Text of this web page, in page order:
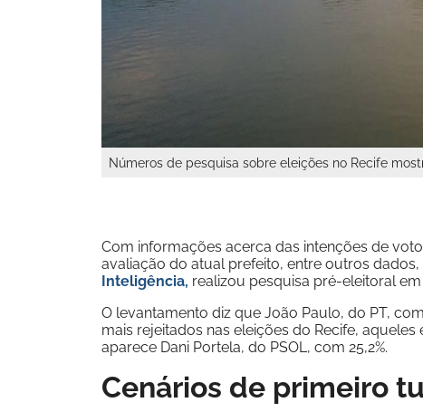
Números de pesquisa sobre eleições no Recife
Com informações acerca das intenções de
avaliação do atual prefeito, entre outros
Inteligência, realizou pesquisa pré-eleitoral
O levantamento diz que João Paulo, do PT,
mais rejeitados nas eleições do Recife,
aparece Dani Portela, do PSOL, com 25,2%.
Cenários de primeiro